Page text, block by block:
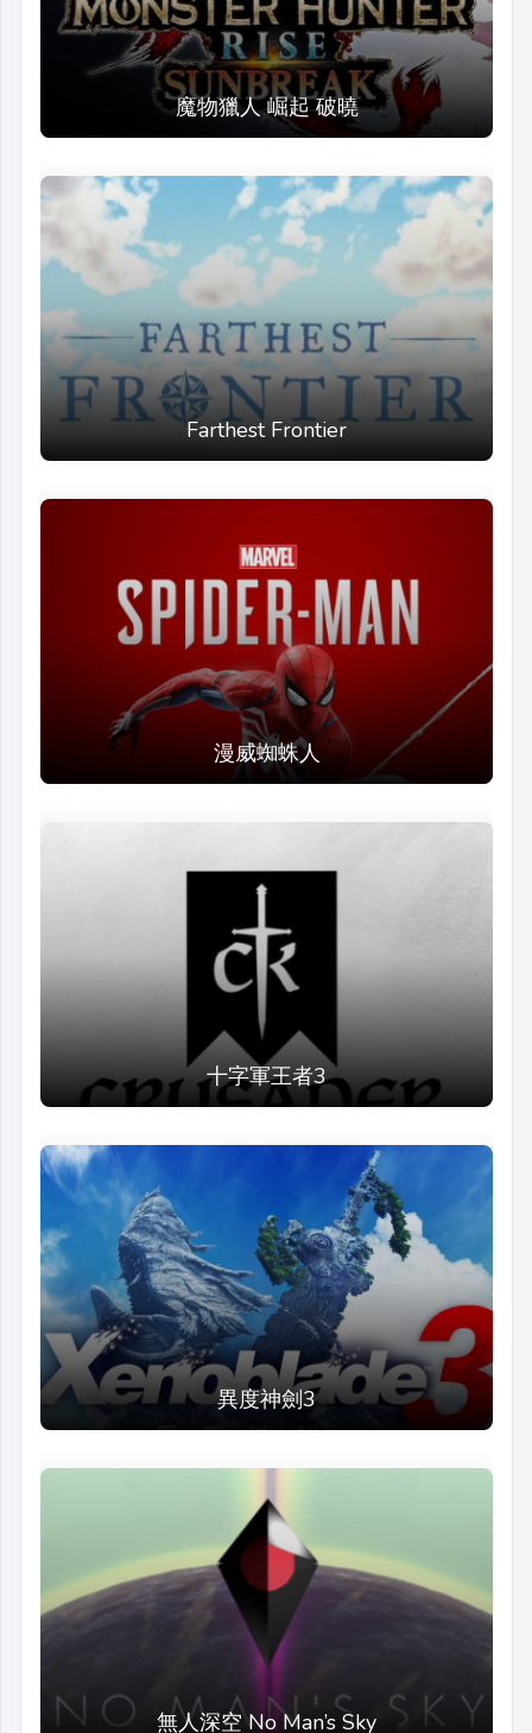
魔物獵人 崛起 破曉
Farthest Frontier
漫威蜘蛛人
十字軍王者3
異度神劍3
無人深空 No Man’s Sky